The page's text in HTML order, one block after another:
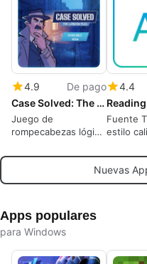
4.9
De pago
Case Solved: The London Files
Juego de
rompecabezas lógico
en Londres
4.4
Fuente
estilo
Asiático
Nuevas
Apps populares
para Windows